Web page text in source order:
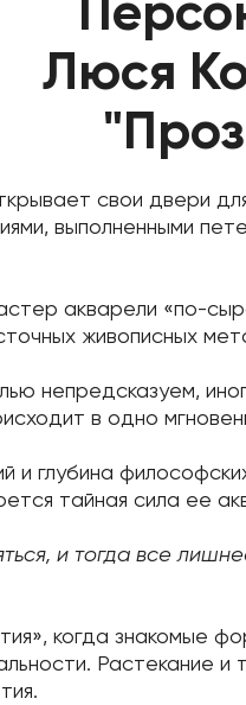
свои двери
выполненными
акварели «по-
живописных
непредсказуем,
в одно
и глубина
тайная сила ее
и тогда все
когда знакомые
Растекание
Люся